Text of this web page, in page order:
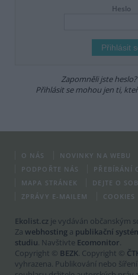
Heslo
Zapomněli jste heslo?
Přihlásit se mohou jen ti,
O NÁS NOVINKY NA WEBU
PODPOŘTE NÁS
PŘEBÍRÁNÍ
MAPA STRÁNEK
DEJTE O
ZPRÁVY E-MAILEM
COOKIES
Ekolist.cz je vydáván občanským
Za webhosting a publikační
studiu. Navštivte Ecomonitor.
Copyright © BEZK. Copyright ©
vyhrazena. Publikování nebo